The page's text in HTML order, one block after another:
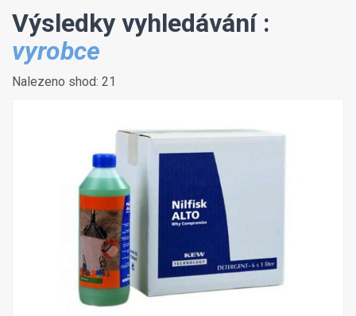
Výsledky vyhledávání :
vyrobce
Nalezeno shod: 21